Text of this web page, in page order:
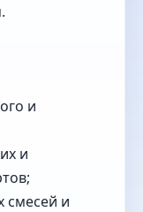
и
и
смесей и